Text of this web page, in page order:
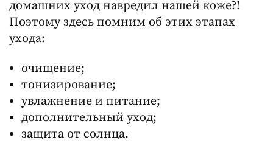
домашних уход навредил нашей коже?!
Поэтому здесь помним об этих этапах
ухода:
очищение;
тонизирование;
увлажнение и питание;
дополнительный уход;
защита от солнца.